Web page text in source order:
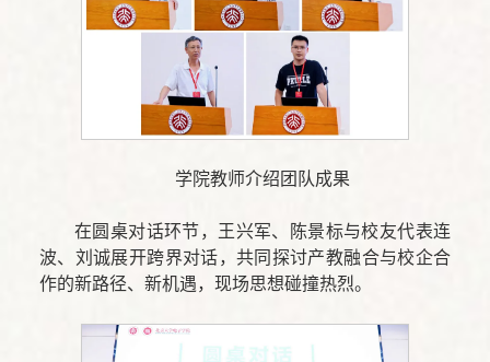
学院教师介绍团队成果
在圆桌对话环节，王兴军、陈景标与校友代表连
波、刘诚展开跨界对话，共同探讨产教融合与校企合
作的新路径、新机遇，现场思想碰撞热烈。